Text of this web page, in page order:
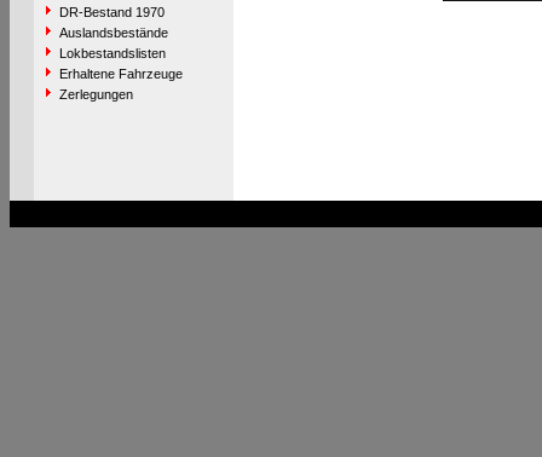
DR-Bestand 1970
Auslandsbestände
Lokbestandslisten
Erhaltene Fahrzeuge
Zerlegungen